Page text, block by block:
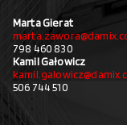
Marta Gierat
798 460 830
Kamil Gałowicz
506 744 510